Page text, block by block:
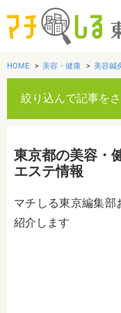
美容・健康
歯医者・病院
HOME 美容・健康 美容鍼
絞り込んで記事を
東京都の美容・
エステ情報
マチしる東京編集部
紹介します